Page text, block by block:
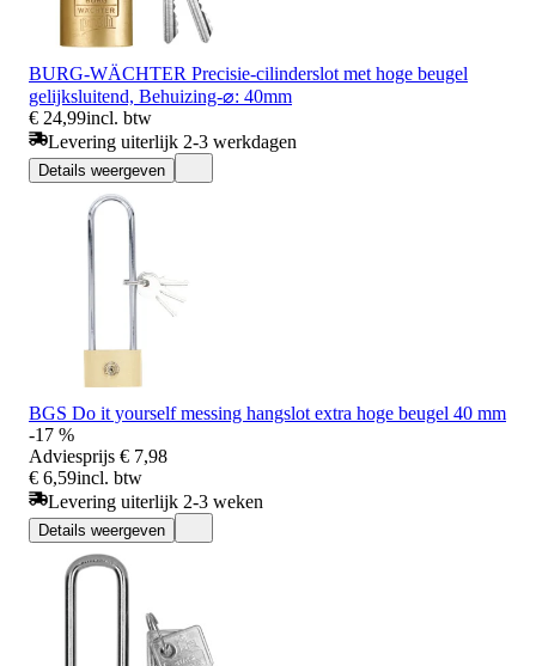
BURG-WÄCHTER Precisie-cilinderslot met hoge beugel
gelijksluitend, Behuizing-⌀: 40mm
€ 24,99incl. btw
Levering uiterlijk 2-3 werkdagen
Details weergeven
BGS Do it yourself messing hangslot extra hoge beugel 40 mm
-17 %
Adviesprijs € 7,98
€ 6,59incl. btw
Levering uiterlijk 2-3 weken
Details weergeven